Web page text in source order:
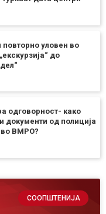
уловен во
до
одговорност- како
документи од полиција
во ВМРО?
СООПШТЕНИЈА